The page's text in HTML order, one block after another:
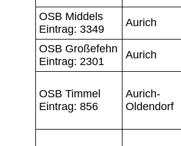
OSB Middels
Eintrag: 3349
Aurich
OSB Großefehn
Eintrag: 2301
Aurich
OSB Timmel
Eintrag: 856
Aurich-
Oldendorf